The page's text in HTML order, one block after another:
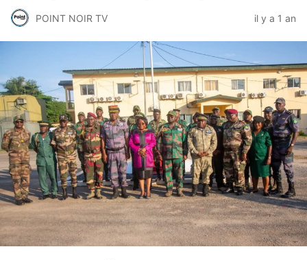
POINT NOIR TV il y a 1 an